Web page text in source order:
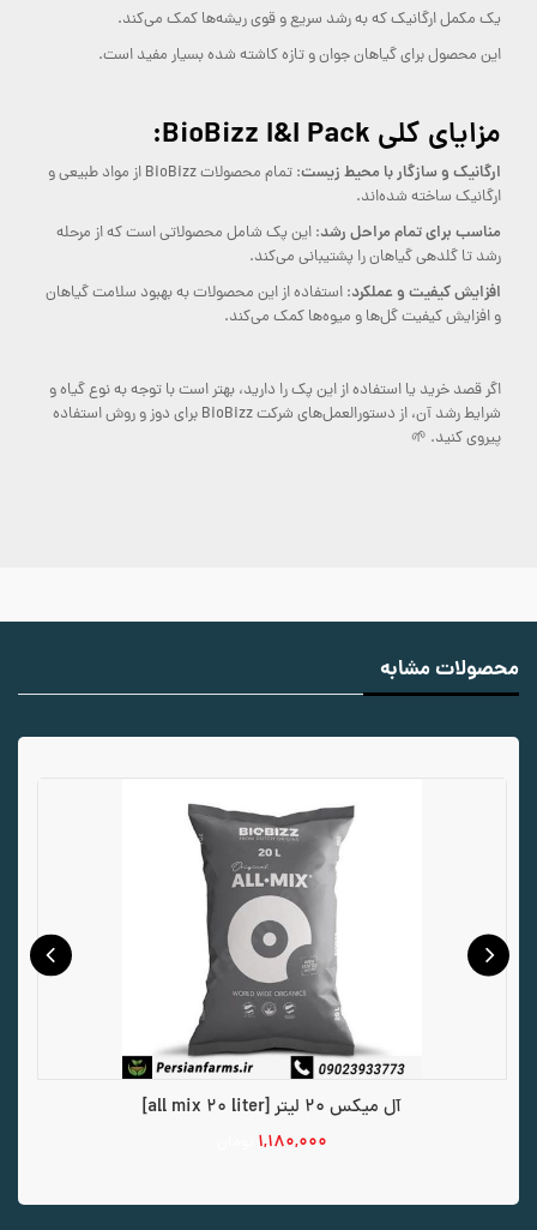
یک مکمل ارگانیک که به رشد سریع و قوی ریشه‌ها کمک می‌کند.
این محصول برای گیاهان جوان و تازه کاشته شده بسیار مفید است.
مزایای کلی BioBizz I&I Pack:
ارگانیک و سازگار با محیط زیست
: تمام محصولات BioBizz از مواد طبیعی و
ارگانیک ساخته شده‌اند.
مناسب برای تمام مراحل رشد: این پک شامل محصولاتی است که از مرحله
رشد تا گلدهی گیاهان را پشتیبانی می‌کند.
افزایش کیفیت و عملکرد: استفاده از این محصولات به بهبود سلامت گیاهان
و افزایش کیفیت گل‌ها و میوه‌ها کمک می‌کند.
اگر قصد خرید یا استفاده از این پک را دارید، بهتر است با توجه به نوع گیاه و
شرایط رشد آن، از دستورالعمل‌های شرکت BioBizz برای دوز و روش استفاده
پیروی کنید. 🌱
محصولات مشابه
آل میکس 20 لیتر [all mix 20 liter]
۱,۱۸۰,۰۰۰
افزودن به سبد خرید